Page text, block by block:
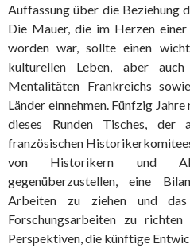
Auffassung über die Beziehung
Die Mauer, die im Herzen
worden war, sollte einen
kulturellen Leben, aber
Mentalitäten Frankreichs
Länder einnehmen. Fünfzig
dieses Runden Tisches, der
französischen
von Historikern und
gegenüberzustellen, eine
Arbeiten zu ziehen und
Forschungsarbeiten zu
Perspektiven, die künftige